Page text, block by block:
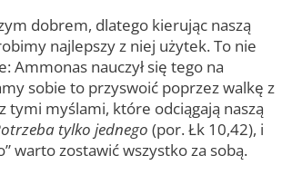
dobrem, dlatego kierując naszą
najlepszy z niej użytek. To nie
Ammonas nauczył się tego na
sobie to przyswoić poprzez walkę z
tymi myślami, które odciągają naszą
tylko jednego (por. Łk 10,42), i
warto zostawić wszystko za sobą.